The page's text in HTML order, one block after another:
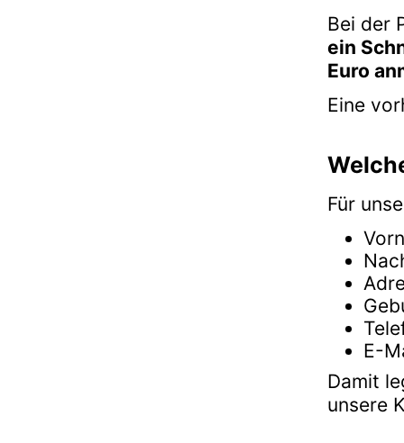
Bei der
ein
Euro
Eine
Für
E-
Damit
unsere